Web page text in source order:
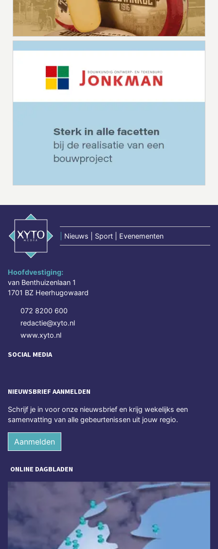
Nieuws | Sport | Evenementen
Hoofdvestiging:
van Benthuizenlaan 1
1701 BZ Heerhugowaard
072 8200 600
redactie@xyto.nl
www.xyto.nl
SOCIAL MEDIA
NIEUWSBRIEF AANMELDEN
Schrijf je in voor onze nieuwsbrief en krijg wekelijks een
samenvatting van alle gebeurtenissen uit jouw regio.
Aanmelden
ONLINE DAGBLADEN